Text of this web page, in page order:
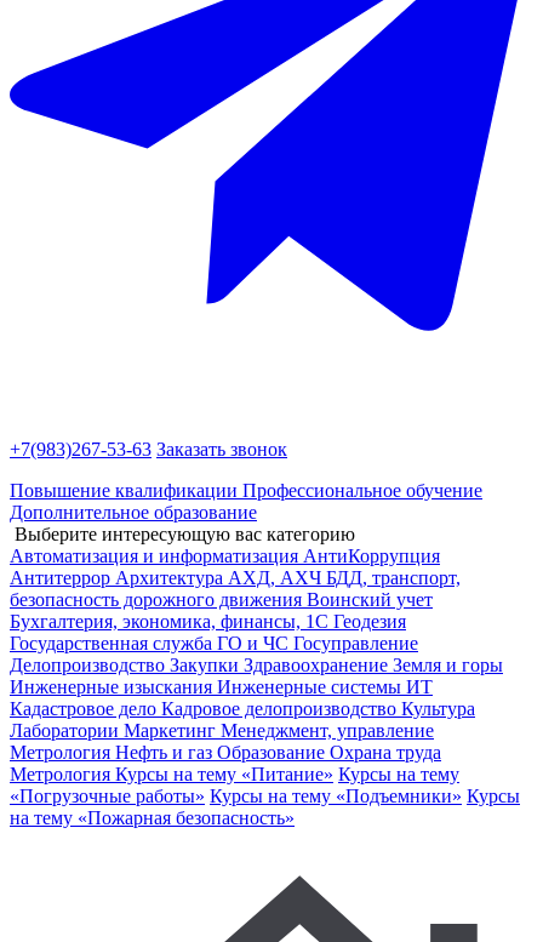
+7(983)267-53-63 Заказать звонок
Повышение квалификации Профессиональное обучение
Дополнительное образование
Выберите интересующую вас категорию
Автоматизация и информатизация АнтиКоррупция
Антитеррор Архитектура АХД, АХЧ БДД, транспорт,
безопасность дорожного движения Воинский учет
Бухгалтерия, экономика, финансы, 1С Геодезия
Государственная служба ГО и ЧС Госуправление
Делопроизводство Закупки Здравоохранение Земля и горы
Инженерные изыскания Инженерные системы ИТ
Кадастровое дело Кадровое делопроизводство Культура
Лаборатории Маркетинг Менеджмент, управление
Метрология Нефть и газ Образование Охрана труда
Метрология Курсы на тему «Питание» Курсы на тему
«Погрузочные работы» Курсы на тему «Подъемники» Курсы
на тему «Пожарная безопасность»